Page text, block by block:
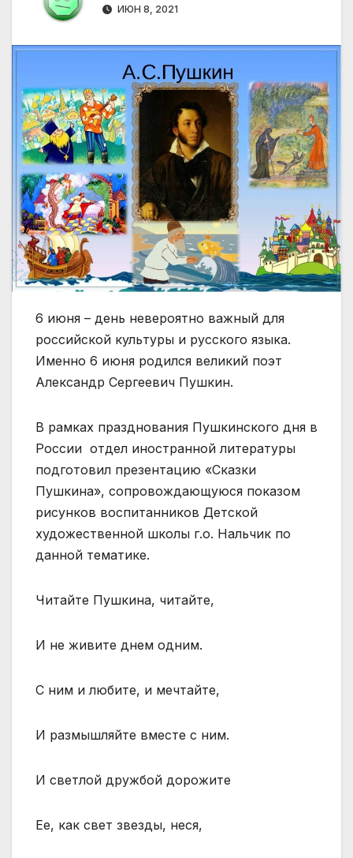
ИЮН 8, 2021
6 июня – день невероятно важный для
российской культуры и русского языка.
Именно 6 июня родился великий поэт
Александр Сергеевич Пушкин.
В рамках празднования Пушкинского дня в
России отдел иностранной литературы
подготовил презентацию «Сказки
Пушкина», сопровождающуюся показом
рисунков воспитанников Детской
художественной школы г.о. Нальчик по
данной тематике.
Читайте Пушкина, читайте,
И не живите днем одним.
С ним и любите, и мечтайте,
И размышляйте вместе с ним.
И светлой дружбой дорожите
Ее, как свет звезды, неся,